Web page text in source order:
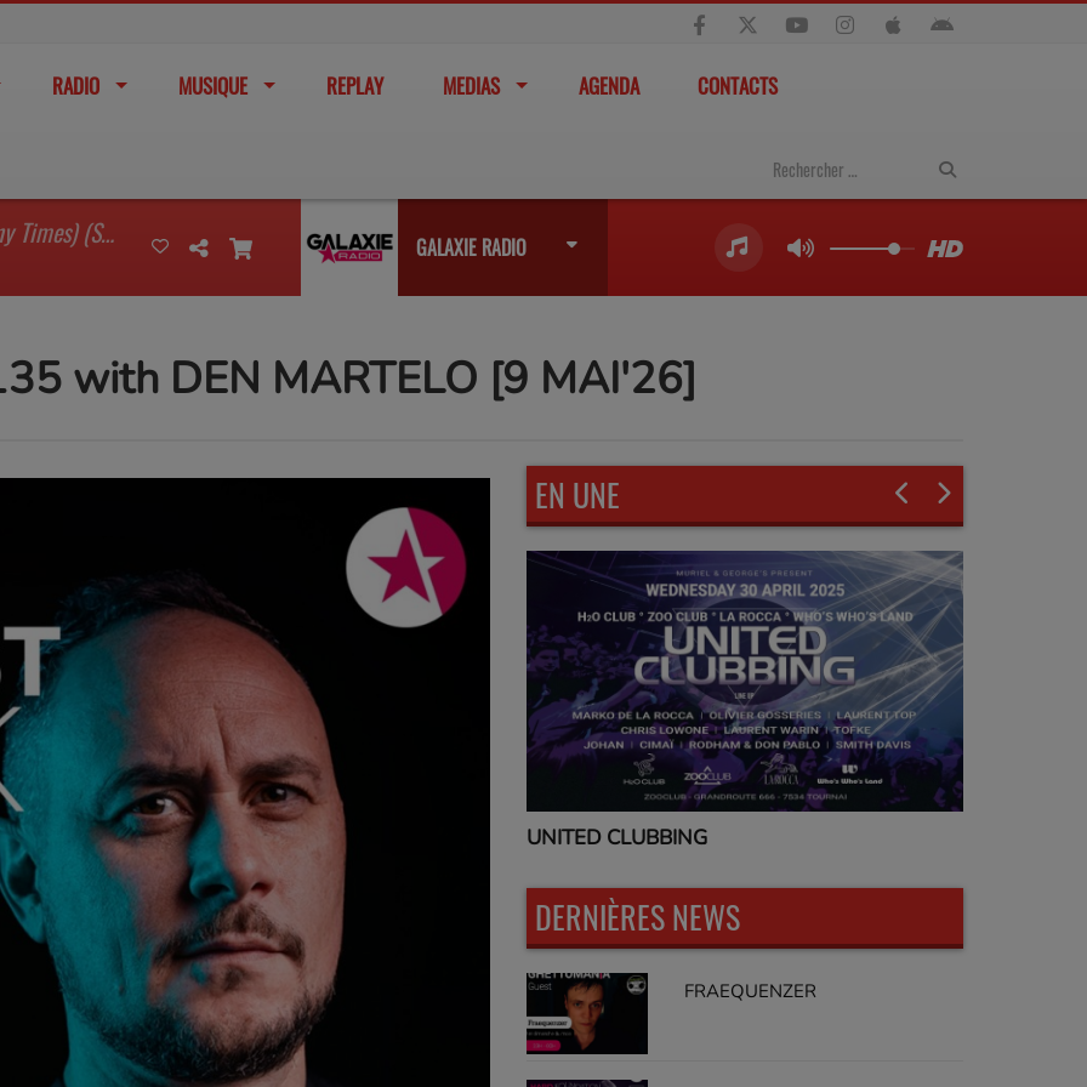
RADIO MUSIQUE REPLAY MEDIAS AGENDA CONTACTS
I'm Watching You (So Many Times) (Sean Finn Remix) GALAXIE RADIO
with DEN MARTELO [9 MAI'26]
EN UNE
UNITED CLUBBING UNITED CLUBBING
DERNIÈRES NEWS
FRAEQUENZER